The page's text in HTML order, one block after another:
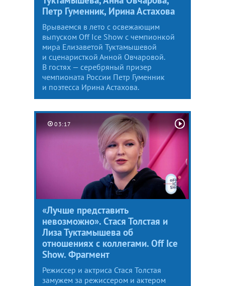
Петр Гуменник, Ирина Астахова
Врываемся в лето с освежающим
выпуском Off Ice Show с чемпионкой
мира Елизаветой Туктамышевой
и сценаристкой Анной Овчаровой.
В гостях — серебряный призер
чемпионата России Петр Гуменник
и поэтесса Ирина Астахова.
03:17
«Лучше представить
невозможно». Стася Толстая и
Лиза Туктамышева об
отношениях с коллегами. Off Ice
Show. Фрагмент
Режиссер и актриса Стася Толстая
замужем за режиссером и актером